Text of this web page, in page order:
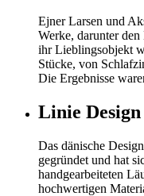
Ejner Larsen und
Werke, darunter
ihr Lieblingsobjekt
Stücke, von
Die Ergebnisse
Linie Design
Das dänische
gegründet und hat
handgearbeiteten
hochwertigen